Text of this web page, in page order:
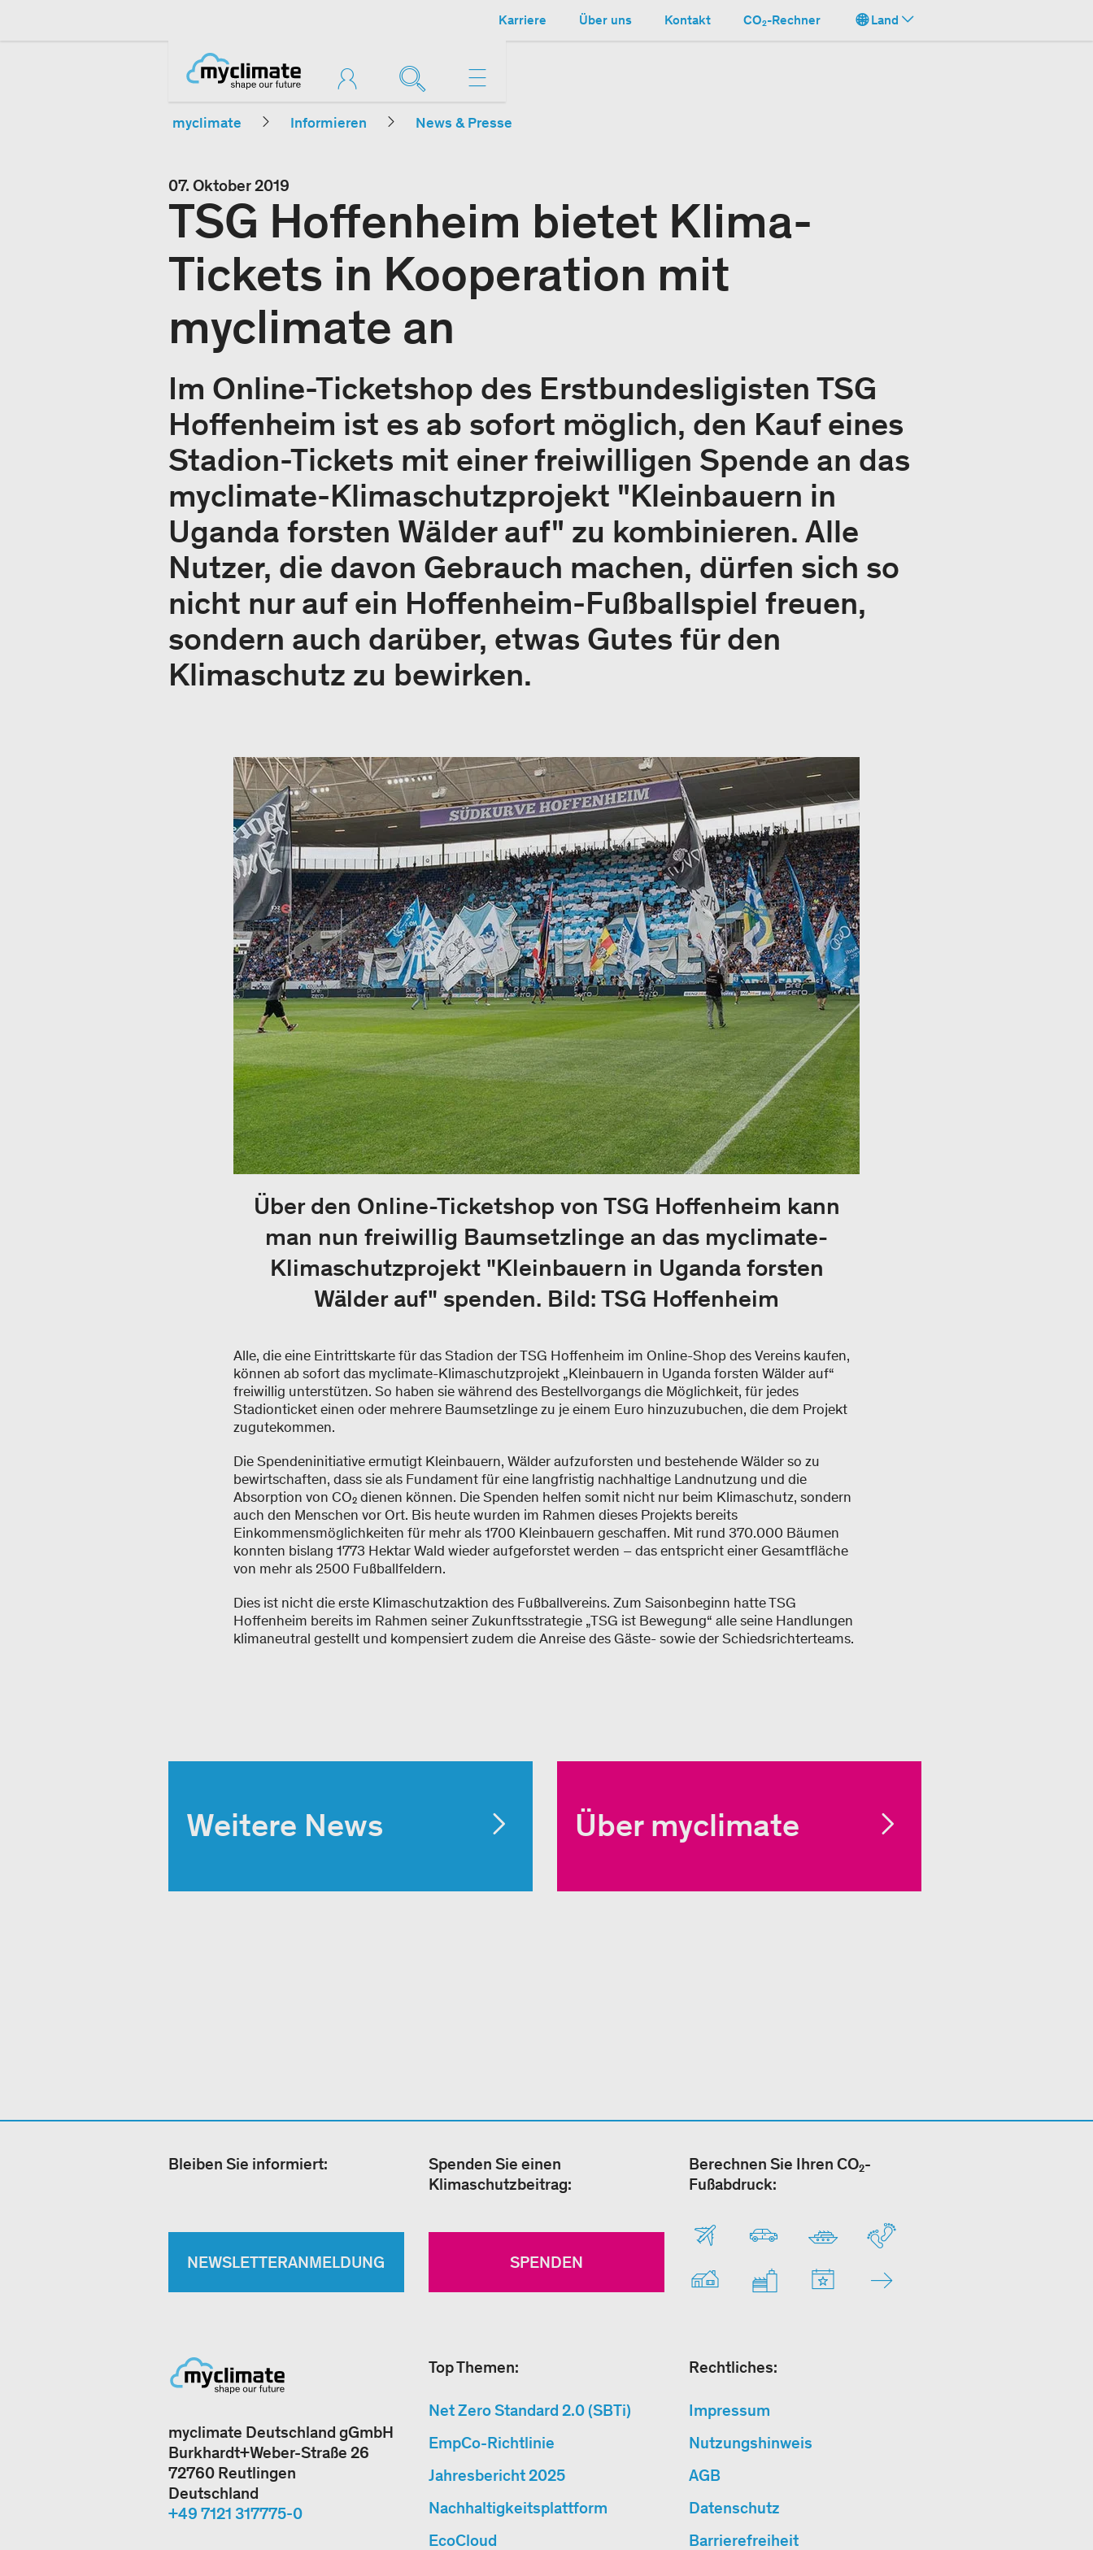
Karriere Über uns Kontakt CO₂-Rechner Land
myclimate Informieren News & Presse
07. Oktober 2019
TSG Hoffenheim bietet Klima-
Tickets in Kooperation mit
myclimate an
Im Online-Ticketshop des Erstbundesligisten TSG
Hoffenheim ist es ab sofort möglich, den Kauf eines
Stadion-Tickets mit einer freiwilligen Spende an das
myclimate-Klimaschutzprojekt "Kleinbauern in
Uganda forsten Wälder auf" zu kombinieren. Alle
Nutzer, die davon Gebrauch machen, dürfen sich so
nicht nur auf ein Hoffenheim-Fußballspiel freuen,
sondern auch darüber, etwas Gutes für den
Klimaschutz zu bewirken.
Über den Online-Ticketshop von TSG Hoffenheim kann
man nun freiwillig Baumsetzlinge an das myclimate-
Klimaschutzprojekt "Kleinbauern in Uganda forsten
Wälder auf" spenden. Bild: TSG Hoffenheim
Alle, die eine Eintrittskarte für das Stadion der TSG Hoffenheim im Online-Shop des Vereins kaufen,
können ab sofort das myclimate-Klimaschutzprojekt „Kleinbauern in Uganda forsten Wälder auf“
freiwillig unterstützen. So haben sie während des Bestellvorgangs die Möglichkeit, für jedes
Stadionticket einen oder mehrere Baumsetzlinge zu je einem Euro hinzuzubuchen, die dem Projekt
zugutekommen.
Die Spendeninitiative ermutigt Kleinbauern, Wälder aufzuforsten und bestehende Wälder so zu
bewirtschaften, dass sie als Fundament für eine langfristig nachhaltige Landnutzung und die
Absorption von CO₂ dienen können. Die Spenden helfen somit nicht nur beim Klimaschutz, sondern
auch den Menschen vor Ort. Bis heute wurden im Rahmen dieses Projekts bereits
Einkommensmöglichkeiten für mehr als 1700 Kleinbauern geschaffen. Mit rund 370.000 Bäumen
konnten bislang 1773 Hektar Wald wieder aufgeforstet werden – das entspricht einer Gesamtfläche
von mehr als 2500 Fußballfeldern.
Dies ist nicht die erste Klimaschutzaktion des Fußballvereins. Zum Saisonbeginn hatte TSG
Hoffenheim bereits im Rahmen seiner Zukunftsstrategie „TSG ist Bewegung“ alle seine Handlungen
klimaneutral gestellt und kompensiert zudem die Anreise des Gäste- sowie der Schiedsrichterteams.
Weitere News Über myclimate
Bleiben Sie informiert:
NEWSLETTERANMELDUNG
Spenden Sie einen
Klimaschutzbeitrag:
SPENDEN
Berechnen Sie Ihren CO₂-
Fußabdruck:
myclimate Deutschland gGmbH
Burkhardt+Weber-Straße 26
72760 Reutlingen
Deutschland
+49 7121 317775-0
Top Themen:
Net Zero Standard 2.0 (SBTi)
EmpCo-Richtlinie
Jahresbericht 2025
Nachhaltigkeitsplattform
EcoCloud
Rechtliches:
Impressum
Nutzungshinweis
AGB
Datenschutz
Barrierefreiheit